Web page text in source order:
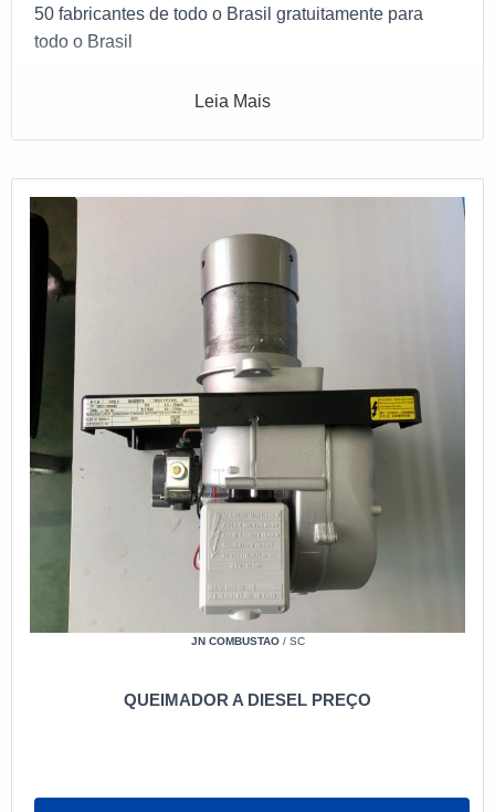
50 fabricantes de todo o Brasil gratuitamente para
todo o Brasil
Leia Mais
JN COMBUSTAO/ SC
QUEIMADOR A DIESEL PREÇO